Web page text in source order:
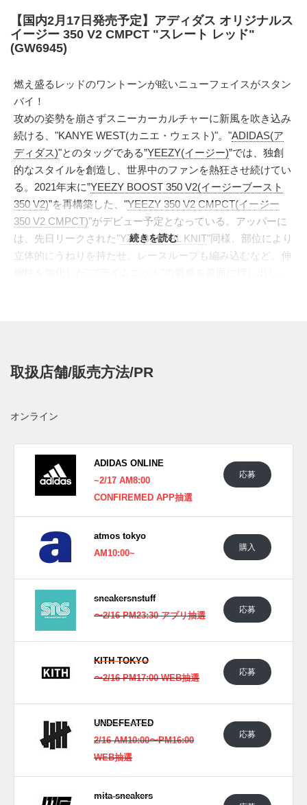
【国内2月17日発売予定】アディダス オリジナルス
イージー 350 V2 CMPCT "スレート レッド"
(GW6945)
燃え盛るレッドのワントーンが眩いニューフェイスがスタン
バイ！
攻めの姿勢を崩さずスニーカーカルチャーに新風を吹き込み
続ける、"KANYE WEST(カニエ・ウェスト)"。"ADIDAS(ア
ディダス)"とのタッグである”YEEZY(イージー)”では、独創
的なスタイルを創造し、世界中のファンを熱狂させ続けてい
る。2021年末に”YEEZY BOOST 350 V2(イージーブースト
350 V2)”を再構築した、"YEEZY 350 V2 CMPCT(イージー
350 V2 CMPCT)"がデビュー予定となっている。アッパーに
は、先日リークされた"YZY BSKTBL KNIT"同様、部位により
立体的にうねりを持たせ、レースループも編み込むなど、伸
ングを高めつつ表情豊かに構築。人目を奪う情熱的なカラー
日本国内では2022年2月17日より発売予定。価格は31,900円
(税込)。 また新たな情報が入り次第、スニーカーウォーズの
(pic. YEEZY MAFIA)
続きを読む
取扱店舗/販売方法/PR
オンライン
ADIDAS ONLINE
~2/17 AM8:00
CONFIREMED APP抽選
応募
atmos tokyo
AM10:00~
購入
sneakersnstuff
〜2/16 PM23:30 アプリ抽選
応募
KITH TOKYO
〜2/16 PM17:00 WEB抽選
応募
UNDEFEATED
2/16 AM10:00〜PM16:00
WEB抽選
応募
mita-sneakers